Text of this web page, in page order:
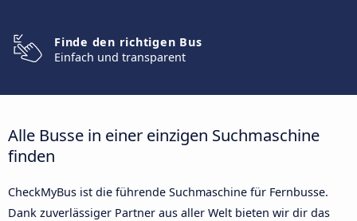
Finde den richtigen Bus
Einfach und transparent
Alle Busse in einer einzigen Suchmaschine
finden
CheckMyBus ist die führende Suchmaschine für Fernbusse.
Dank zuverlässiger Partner aus aller Welt bieten wir dir das